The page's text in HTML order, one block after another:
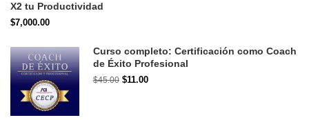
X2 tu Productividad
$7,000.00
Curso completo: Certificación como Coach
de Éxito Profesional
$45.00 $11.00